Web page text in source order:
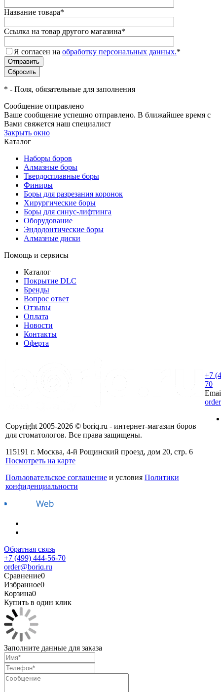
Название товара*
Ссылка на товар другого магазина*
Я согласен на обработку персональных данных.*
* - Поля, обязательные для заполнения
Сообщение отправлено
Ваше сообщение успешно отправлено. В ближайшее время с
Вами свяжется наш специалист
Закрыть окно
Каталог
Наборы боров
Алмазные боры
Твердосплавные боры
Финиры
Боры для разрезания коронок
Хирургические боры
Боры для синус-лифтинга
Оборудование
Эндодонтические боры
Алмазные диски
Помощь и сервисы
Каталог
Покрытие DLC
Бренды
Вопрос ответ
Отзывы
Оплата
Новости
Контакты
Оферта
Copyright 2005-2026 © boriq.ru - интернет-магазин боров
для стоматологов. Все права защищены.
115191 г. Москва, 4-й Рощинский проезд, дом 20, стр. 6
Посмотреть на карте
Пользовательское соглашение и условия Политики
конфиденциальности
+7
70
Обратная связь
+7 (499) 444-56-70
order@boriq.ru
Сравнение0
Избранное0
Корзина0
Купить в один клик
Заполните данные для заказа